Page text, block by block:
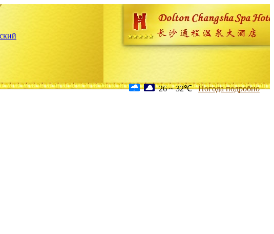
26 ~ 32℃ Погода подробно